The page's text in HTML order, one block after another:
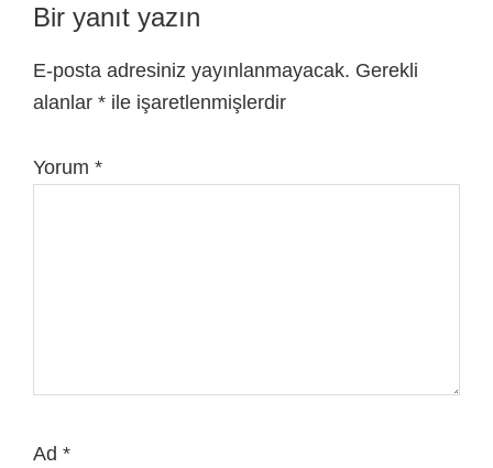
Bir yanıt yazın
E-posta adresiniz yayınlanmayacak. Gerekli
alanlar * ile işaretlenmişlerdir
Yorum *
Ad *